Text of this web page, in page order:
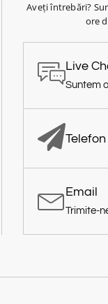
Aveți întrebări?
ore
Live
Suntem
Telefon
Email
Trimite-